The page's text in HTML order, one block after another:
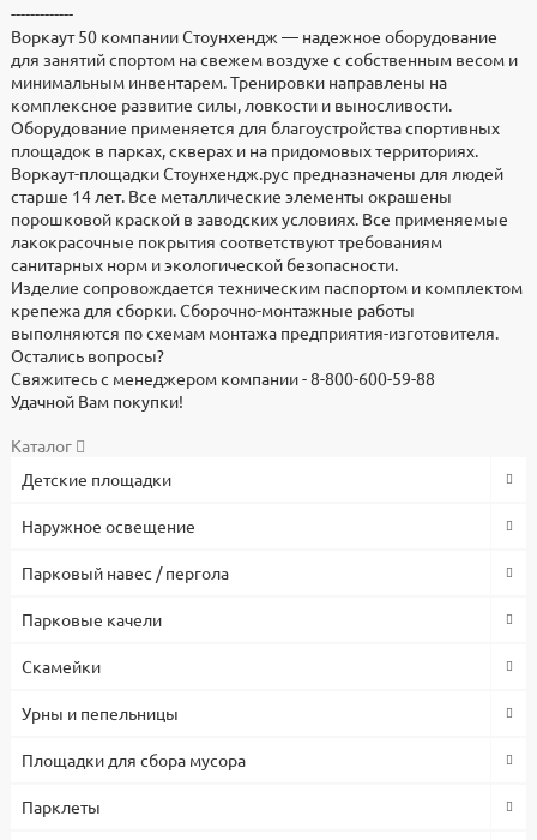
Доставка по всей России. В стоимость продукции не входят
услуги по доставке, разгрузке и расстановке изделий.
Доставка осуществляется транспортными компаниями, у
которых есть представительства в вашем городе. Возможна
доставка частным грузовым транспортом.
Точную стоимость доставки можно уточнить у
менеджера.
Воркаут 50 разработали и изготавливают в компании
"Стоунхендж". Материал - металл, размеры 4500x4500.
Оплата по безналичному расчету с НДС. Предоплата 100%.
Работаем по договорам.
Товар в наличие на складе. Если достаточного количества нет
в наличии, то он будет изготовлен и доставлен по указанному
адресу в согласованные сроки. Изделие относится к
категории Уличное спортивное оборудование.
Предоставляем скидки на крупные партии товаров, а также
постоянным заказчикам и дилерам. Готовы участвовать в
конкурсах и тендерах.
По вопросам о продукции, комплектации, цене, наличию на
складах и сроках доставки обращайтесь к менеджерам по
телефону8-495-119-74-96
Низкая цена на парковую, садовую и уличную мебель, МАФ
объемами, что позволило снизить себестоимость продукции.
сертифицированные комплектующие и материалы. Гарантия
Файлы
Скачать реквизиты
Запросить паспорт
Скачать договор поставки
3d модели для проектировщиков
Скачать
Высота, мм
2500
Длина, мм
4500
Ширина, мм
3000
Материал
металл
Монтаж
Бетонирование ответной закладной, болтовое соединение
-------------
Воркаут 50 компании Стоунхендж — надежное оборудование
для занятий спортом на свежем воздухе с собственным весом и
минимальным инвентарем. Тренировки направлены на
комплексное развитие силы, ловкости и выносливости.
Оборудование применяется для благоустройства спортивных
площадок в парках, скверах и на придомовых территориях.
Воркаут-площадки Стоунхендж.рус предназначены для людей
старше 14 лет. Все металлические элементы окрашены
порошковой краской в заводских условиях. Все применяемые
лакокрасочные покрытия соответствуют требованиям
санитарных норм и экологической безопасности.
Изделие сопровождается техническим паспортом и комплектом
крепежа для сборки. Сборочно-монтажные работы
выполняются по схемам монтажа предприятия-изготовителя.
Остались вопросы?
Свяжитесь с менеджером компании - 8-800-600-59-88
Удачной Вам покупки!
Каталог
Детские площадки
Наружное освещение
Парковый навес / пергола
Парковые качели
Скамейки
Урны и пепельницы
Площадки для сбора мусора
Парклеты